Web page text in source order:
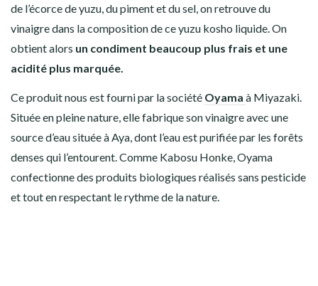
de l’écorce de yuzu, du piment et du sel, on retrouvedu
vinaigre dans la composition de ce yuzu kosho liquide. On
obtient alors un condiment beaucoup plus frais et une
acidité plus marquée.
Ce produit nous est fourni par la société Oyama à Miyazaki.
Située en pleine nature, elle fabrique son vinaigre avec une
source d’eau située à Aya, dont l’eau est purifiée par les forêts
denses qui l’entourent. Comme Kabosu Honke, Oyama
confectionne des produits biologiques réalisés sans pesticide
et tout en respectant le rythme de la nature.